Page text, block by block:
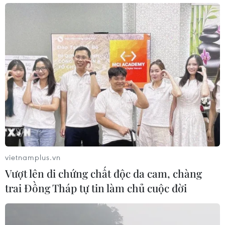
Ông Lương Quốc Đoàn tái đắc cử chức
Chủ tịch TW Hội Nông dân Việt Nam khóa
08/06/2026 08:55
Ông Lương Quốc Đoàn, Ủy viên Trung ương Đảng, Chủ
tịch Trung ương Hội Nông dân khóa VIII tái đắc cử chức
Chủ tịch Trung ương Hội Nông dân Việt Nam khóa IX.
vietnamplus.vn
Vượt lên di chứng chất độc da cam, chàng
trai Đồng Tháp tự tin làm chủ cuộc đời